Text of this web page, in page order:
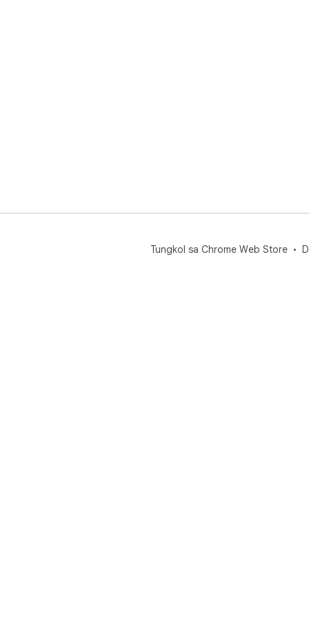
Tungkol sa Chrome Web Store